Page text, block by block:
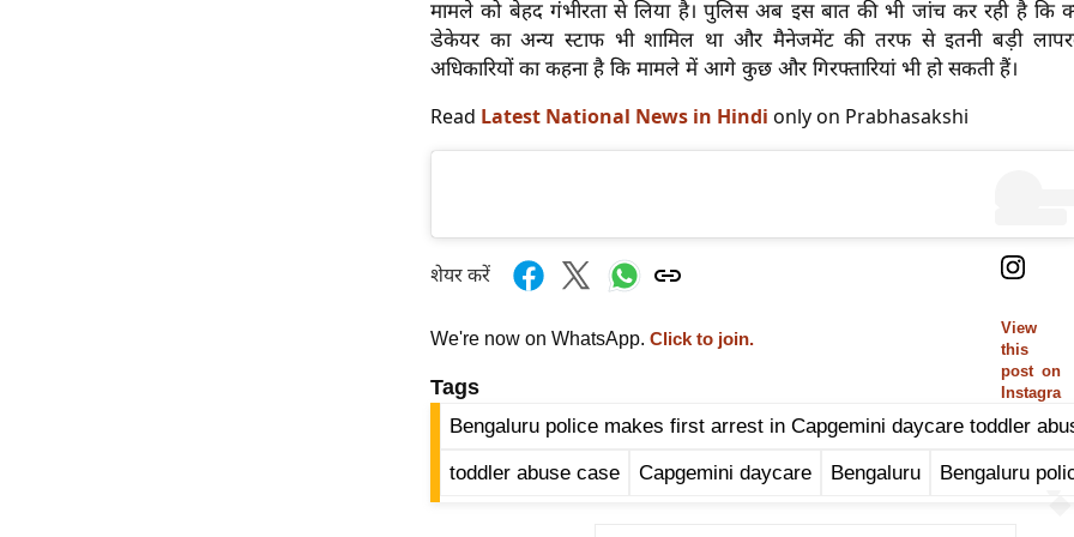
मामले को बेहद गंभीरता से लिया है। पुलिस अब इस बात की भी जांच कर रही है कि
डेकेयर का अन्य स्टाफ भी शामिल था और मैनेजमेंट की तरफ से इतनी बड़ी
अधिकारियों का कहना है कि मामले में आगे कुछ और गिरफ्तारियां भी हो सकती हैं।
Read Latest National News in Hindi only on Prabhasakshi
View
this
post on
Instagra
m
शेयर करें
We're now on WhatsApp. Click to join.
Tags
Bengaluru police makes first arrest in Capgemini daycare toddler
toddler abuse case Capgemini daycare Bengaluru Bengaluru